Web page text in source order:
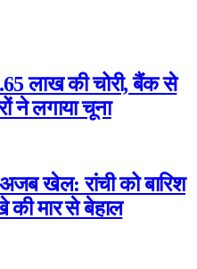
लाख की चोरी, बैंक से
ने लगाया चूना
खेल: रांची को बारिश
मार से बेहाल